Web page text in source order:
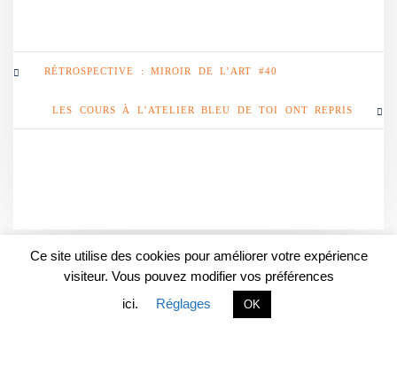
RÉTROSPECTIVE : MIROIR DE L’ART #40
LES COURS À L’ATELIER BLEU DE TOI ONT REPRIS
CONFIDENTIALITÉ
FACEBOOK
Ce site utilise des cookies pour améliorer votre expérience
visiteur. Vous pouvez modifier vos préférences
ici.
Réglages OK